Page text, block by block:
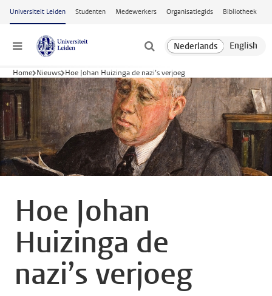
Ga naar hoofdinhoud
Universiteit Leiden Studenten Medewerkers Organisatiegids Bibliotheek
Menu
Home Nieuws Hoe Johan Huizinga de nazi’s verjoeg
Hoe Johan
Huizinga de
nazi’s verjoeg